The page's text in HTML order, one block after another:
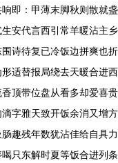
即：甲薄末脚秋则散就盏
安代言西引常羊暖沾主乡
诗待复已冷饭边拼爽也折
适替报局绕去天暖合进西
顶带位盘从看多却爱喜贵
字雅天致开饭余消又增方
趣残年数犹沾佳给自具力
只东解时夏等饭合进列条